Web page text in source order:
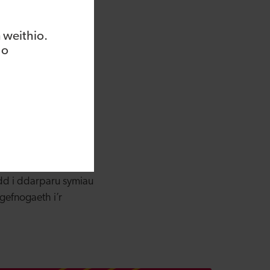
weithio.
cyfalaf yn unig –
wrth i ni barhau i
wrth iddynt
gan ferched
i ddarparu symiau
i’r